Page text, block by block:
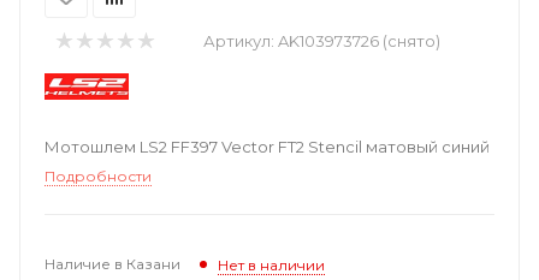
Артикул: AK103973726 (снято)
Мотошлем LS2 FF397 Vector FT2 Stencil матовый синий
Подробности
Наличие в Казани Нет в наличии